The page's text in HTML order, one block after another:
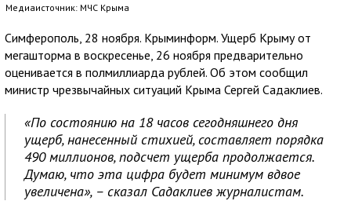
Медиаисточник: МЧС Крыма
Симферополь, 28 ноября. Крыминформ. Ущерб Крыму от
мегашторма в воскресенье, 26 ноября предварительно
оценивается в полмиллиарда рублей. Об этом сообщил
министр чрезвычайных ситуаций Крыма Сергей Садаклиев.
«По состоянию на 18 часов сегодняшнего дня
ущерб, нанесенный стихией, составляет порядка
490 миллионов, подсчет ущерба продолжается.
Думаю, что эта цифра будет минимум вдвое
увеличена», – сказал Садаклиев журналистам.